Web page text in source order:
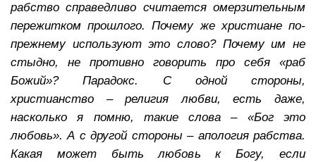
рабство справедливо считается омерзительным
пережитком прошлого. Почему же христиане по-
прежнему используют это слово? Почему им не
стыдно, не противно говорить про себя «раб
Божий»? Парадокс. С одной стороны,
христианство – религия любви, есть даже,
насколько я помню, такие слова – «Бог это
любовь». А с другой стороны – апология рабства.
Какая может быть любовь к Богу, если